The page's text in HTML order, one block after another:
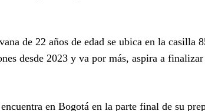
de 22 años de edad se ubica en la
desde 2023 y va por más, aspira a
en Bogotá en la parte final de su